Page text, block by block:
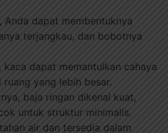
, Anda dapat membentuknya
terjangkau, dan bobotnya
kaca dapat memantulkan cahaya
yang lebih besar.
baja ringan dikenal kuat,
untuk struktur minimalis.
air dan tersedia dalam